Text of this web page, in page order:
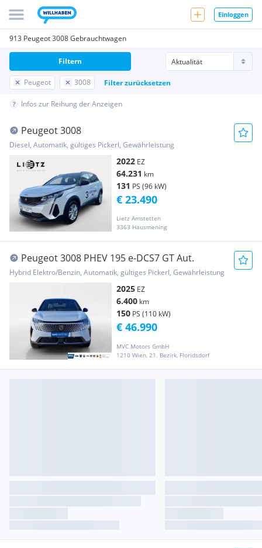
Einloggen
913 Peugeot 3008 Gebrauchtwagen
Peugeot 3008 Filter zurücksetzen
Filtern
Infos zur Reihung der Anzeigen
Peugeot 3008
Diesel, Automatik, gültiges Pickerl, Gewährleistung
2022 EZ
64.231 km
131 PS (96 kW)
Lietz Amstetten
3363 Hausmening
€ 23.490
Peugeot 3008 PHEV 195 e-DCS7 GT Aut.
Hybrid Elektro/Benzin, Automatik, gültiges Pickerl, Gewährleistung
2025 EZ
6.400 km
150 PS (110 kW)
MVC Motors GmbH
1210 Wien, 21. Bezirk, Floridsdorf
€ 46.990